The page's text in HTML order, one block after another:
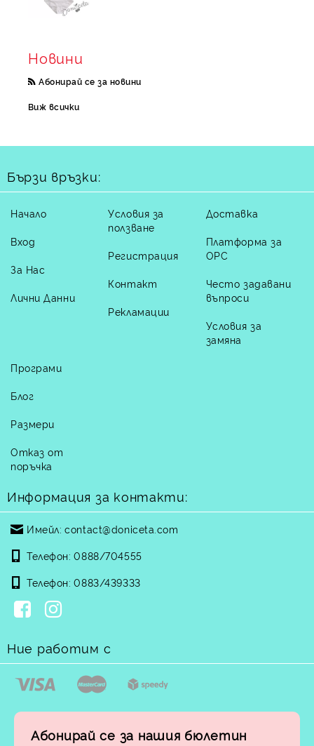
Новини
Абонирай се за новини
Виж всички
Бързи връзки:
Начало
Вход
За Нас
Лични Данни
Условия за
ползване
Регистрация
Контакт
Рекламации
Доставка
Платформа за
ОРС
Често задавани
въпроси
Условия за
замяна
Програми
Блог
Размери
Отказ от
поръчка
Информация за контакти:
Имейл: contact@doniceta.com
Телефон: 0888/704555
Телефон: 0883/439333
Ние работим с
Абонирай се за нашия бюлетин